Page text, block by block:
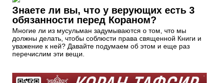
Знаете ли вы, что у верующих есть 3
обязанности перед Кораном?
Многие ли из мусульман задумываются о том, что мы
должны делать, чтобы соблюсти права священной Книги и
уважение к ней? Давайте подумаем об этом и еще раз
перечислим эти вещи.